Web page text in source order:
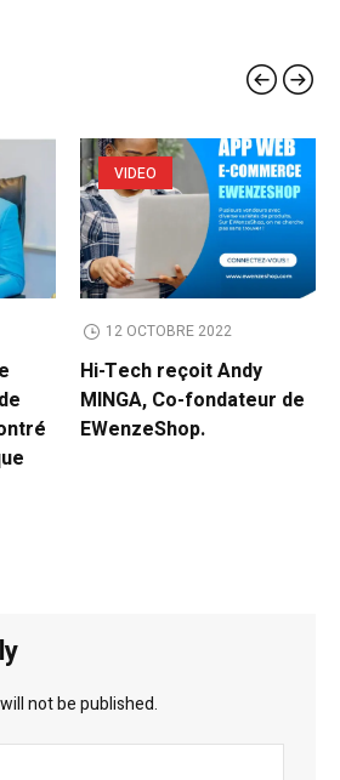
VIDEO
12 OCTOBRE 2022
Hi-Tech reçoit Andy
MINGA, Co-fondateur de
EWenzeShop.
not be published.